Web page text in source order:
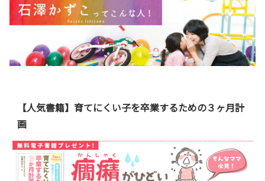
【人気書籍】育てにくい子を卒業するための３ヶ月計
画